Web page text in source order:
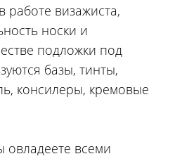
работе визажиста,
носки и
подложки под
базы, тинты,
консилеры, кремовые
овладеете всеми